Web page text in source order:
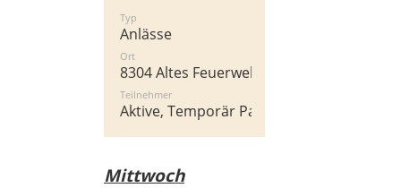
Typ
Anlässe
Ort
8304 Altes Feuerwehrgebäude,
Teilnehmer
Aktive, Temporär Passiv, Passive
Mittwoch